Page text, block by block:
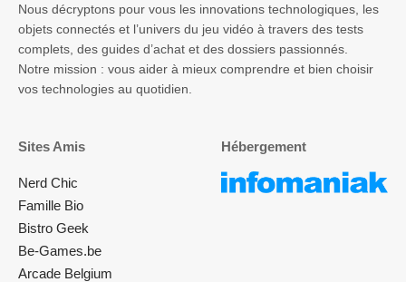
Nous décryptons pour vous les innovations technologiques, les
objets connectés et l’univers du jeu vidéo à travers des tests
complets, des guides d’achat et des dossiers passionnés.
Notre mission : vous aider à mieux comprendre et bien choisir
vos technologies au quotidien.
Sites Amis
Nerd Chic
Famille Bio
Bistro Geek
Be-Games.be
Arcade Belgium
Hébergement